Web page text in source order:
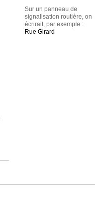
Sur un panneau de
signalisation routière, on
écrirait, par exemple :
Rue Girard